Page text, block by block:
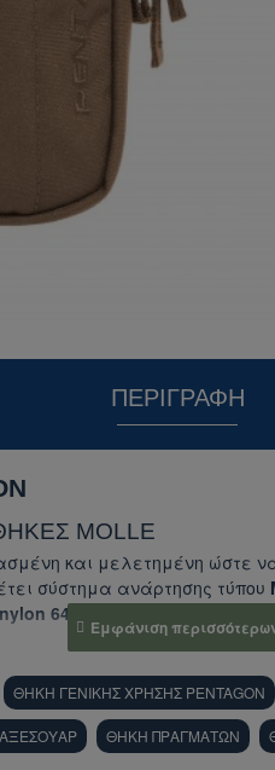
ΠΕΡΙΓΡΑΦΉ
MOLLE
και μελετημένη ώστε
σύστημα ανάρτησης τύπου
640d και σε συνδυασμό
ΘΗΚΗ ΓΕΝΙΚΗΣ ΧΡΗΣΗΣ PENTAGON
ΘΗΚΗ ΠΡΑΓΜΑΤΩΝ